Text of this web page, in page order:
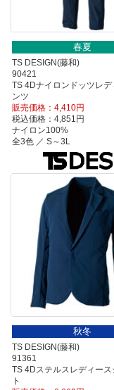
春夏
TS DESIGN(藤和)
90421
TS 4Dナイロンドッツレデ
ンツ
販売価格：4,410円
税込価格：4,851円
ナイロン100%
全3色 ／ S～3L
秋冬
TS DESIGN(藤和)
91361
TS 4Dステルスレディース
ト